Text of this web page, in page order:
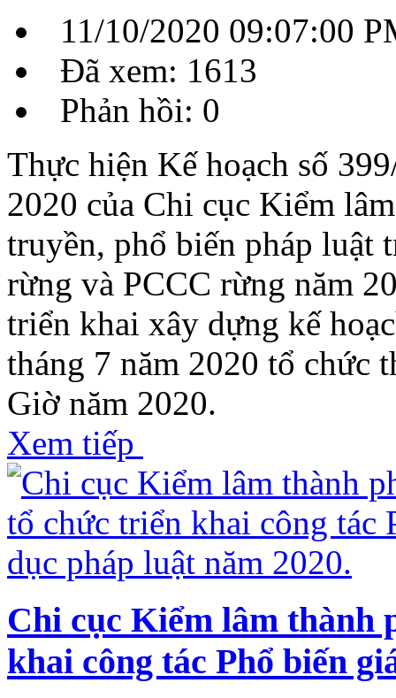
11/10/2020 09:07:00
Đã xem: 1613
Phản hồi: 0
Thực hiện Kế hoạch số
2020 của Chi cục Kiểm
truyền, phổ biến pháp luật
rừng và PCCC rừng năm
triển khai xây dựng kế
tháng 7 năm 2020 tổ chức
Giờ năm 2020.
Xem tiếp
Chi cục Kiểm lâm thành
khai công tác Phổ biến